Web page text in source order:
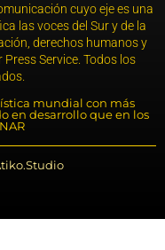
cuyo eje es una
las voces del Sur y de la
derechos humanos y
Service. Todos los
mundial con más
en desarrollo que en los